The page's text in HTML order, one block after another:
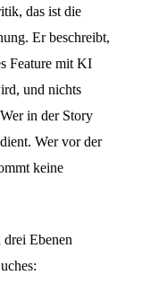
das ist die
Er beschreibt,
Feature mit KI
und nichts
in der Story
Wer vor der
keine
Ebenen